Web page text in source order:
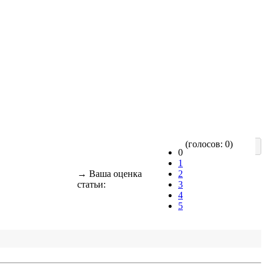
→ Ваша оценка
статьи:
0
1
2
3
4
5
(голосов: 0)